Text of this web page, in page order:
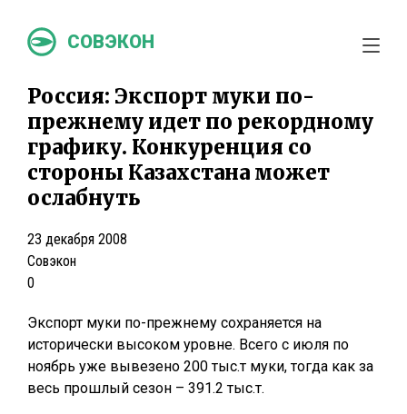
СОВЭКОН
Россия: Экспорт муки по-
прежнему идет по рекордному
графику. Конкуренция со
стороны Казахстана может
ослабнуть
23 декабря 2008
Совэкон
0
Экспорт муки по-прежнему сохраняется на
исторически высоком уровне. Всего с июля по
ноябрь уже вывезено 200 тыс.т муки, тогда как за
весь прошлый сезон – 391.2 тыс.т.